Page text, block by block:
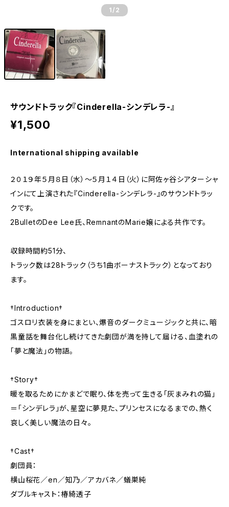
1 /2
サウンドトラック『Cinderella-シンデレラ-』
¥1,500
International shipping available
２０１９年５月８日（水）～５月１４日（火）に阿佐ヶ谷シアターシャ
インにて上演された『Cinderella-シンデレラ-』のサウンドトラッ
クです。
2BulletのDee Lee氏、RemnantのMarie嬢による共作です。
収録時間約51分、
トラック数は28トラック（うち1曲ボーナストラック）となっており
ます。
†Introduction†
ゴスロリ衣装を身にまとい、爆音のダークミュージックと共に、暗
黒童話を舞台化し続けてきた劇団が満を持して届ける、血塗れの
「夢と魔法」の物語。
†Story†
暖を取るためにかまどで眠り、体を売って生きる「灰まみれの猫」
＝「シンデレラ」が、星空に夢見た、プリンセスになるまでの、熱く
哀しく美しい魔法の日々。
†Cast†
劇団員：
横山桜花／en／知乃／アカバネ／蟻巣純
ダブルキャスト：椿綺透子